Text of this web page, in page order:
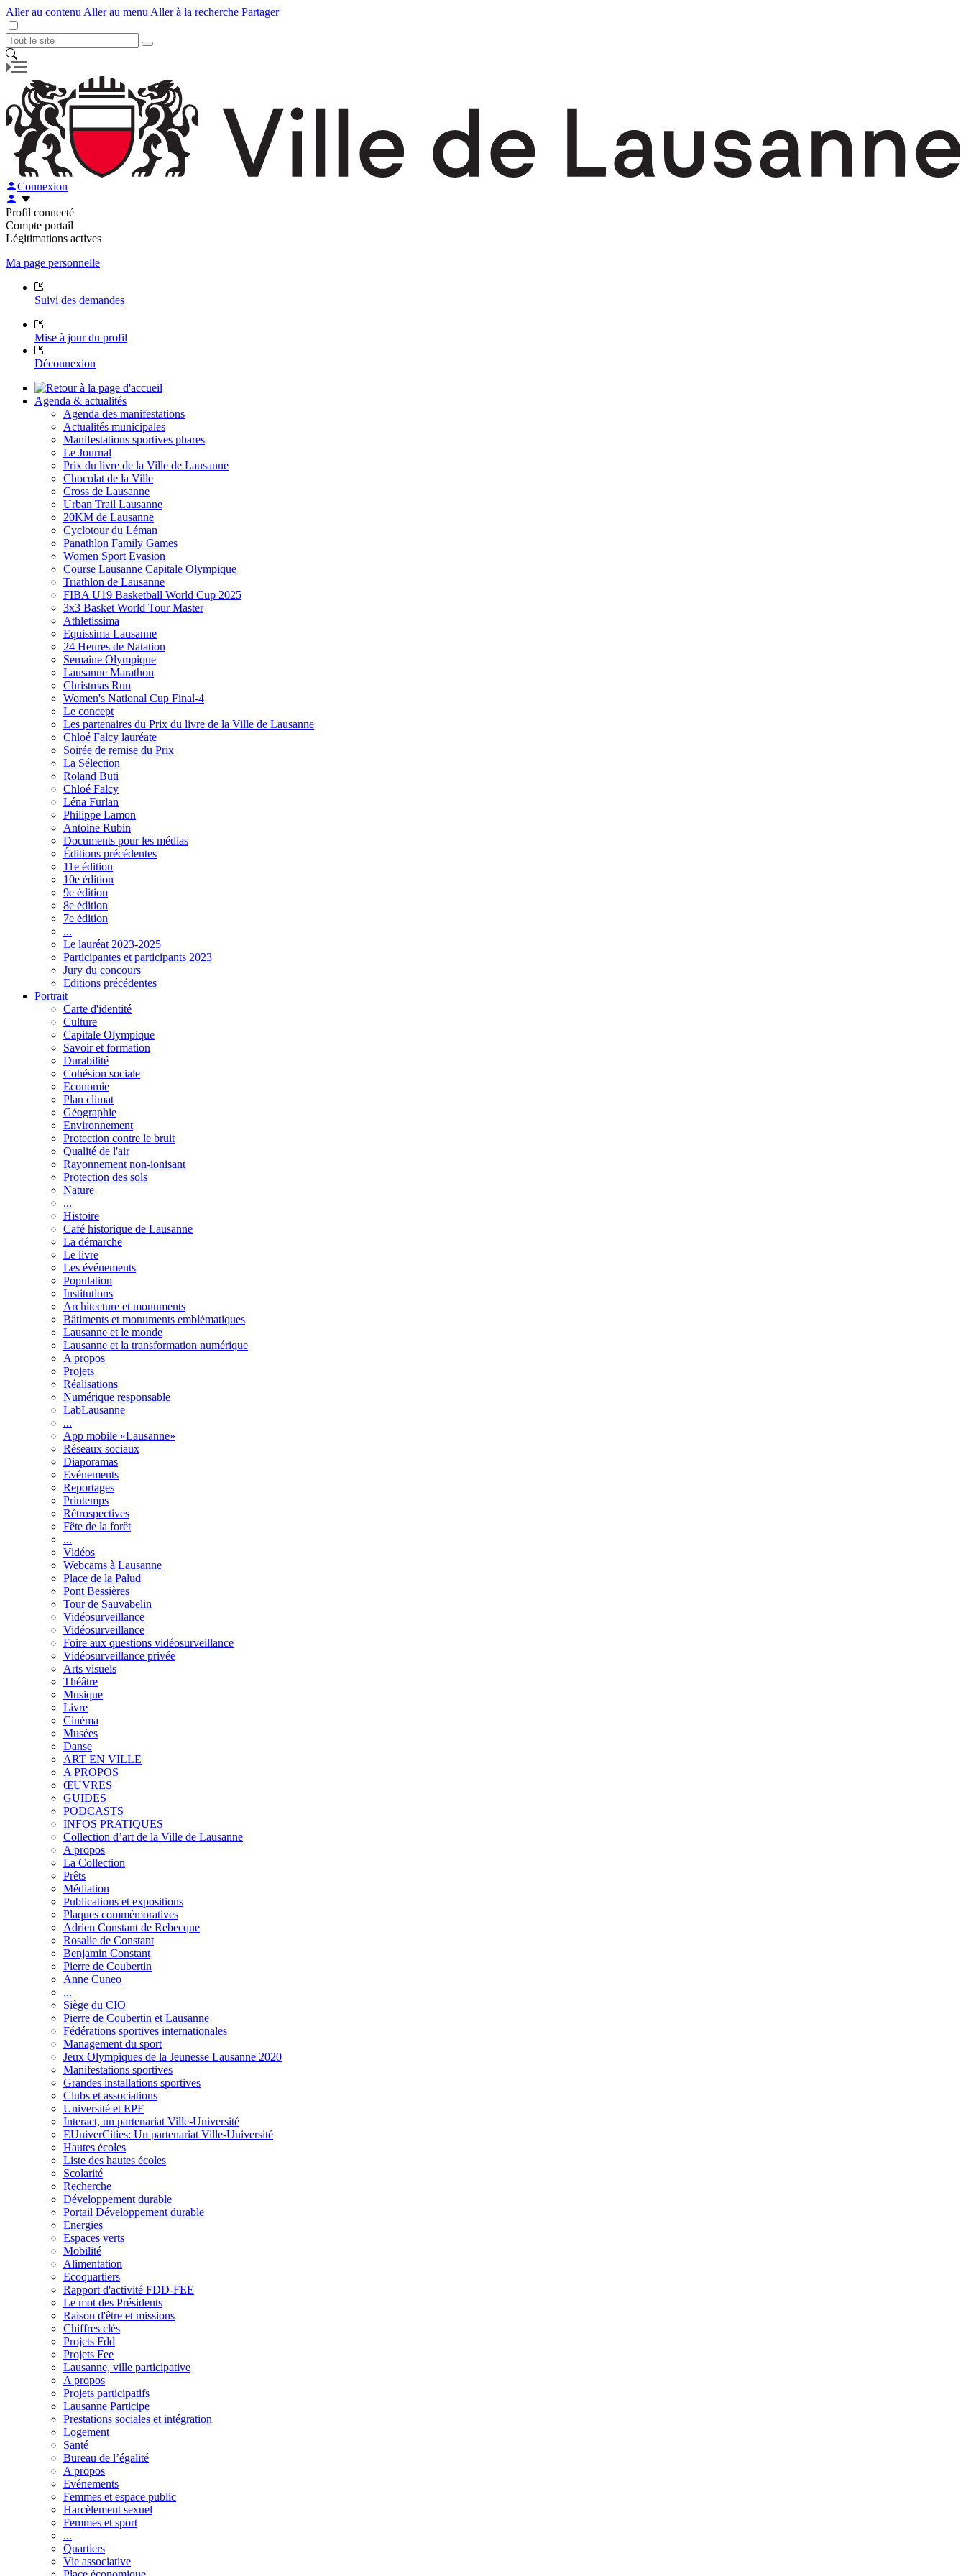
Aller au contenu Aller au menu Aller à la recherche Partager
Connexion
Profil connecté
Compte portail
Légitimations actives
Ma page personnelle
Suivi des demandes
Mise à jour du profil
Déconnexion
Agenda & actualités
Agenda des manifestations
Actualités municipales
Manifestations sportives phares
Le Journal
Prix du livre de la Ville de Lausanne
Chocolat de la Ville
Cross de Lausanne
Urban Trail Lausanne
20KM de Lausanne
Cyclotour du Léman
Panathlon Family Games
Women Sport Evasion
Course Lausanne Capitale Olympique
Triathlon de Lausanne
FIBA U19 Basketball World Cup 2025
3x3 Basket World Tour Master
Athletissima
Equissima Lausanne
24 Heures de Natation
Semaine Olympique
Lausanne Marathon
Christmas Run
Women's National Cup Final-4
Le concept
Les partenaires du Prix du livre de la Ville de Lausanne
Chloé Falcy lauréate
Soirée de remise du Prix
La Sélection
Roland Buti
Chloé Falcy
Léna Furlan
Philippe Lamon
Antoine Rubin
Documents pour les médias
Éditions précédentes
11e édition
10e édition
9e édition
8e édition
7e édition
...
Le lauréat 2023-2025
Participantes et participants 2023
Jury du concours
Editions précédentes
Portrait
Carte d'identité
Culture
Capitale Olympique
Savoir et formation
Durabilité
Cohésion sociale
Economie
Plan climat
Géographie
Environnement
Protection contre le bruit
Qualité de l'air
Rayonnement non-ionisant
Protection des sols
Nature
...
Histoire
Café historique de Lausanne
La démarche
Le livre
Les événements
Population
Institutions
Architecture et monuments
Bâtiments et monuments emblématiques
Lausanne et le monde
Lausanne et la transformation numérique
A propos
Projets
Réalisations
Numérique responsable
LabLausanne
...
App mobile «Lausanne»
Réseaux sociaux
Diaporamas
Evénements
Reportages
Printemps
Rétrospectives
Fête de la forêt
...
Vidéos
Webcams à Lausanne
Place de la Palud
Pont Bessières
Tour de Sauvabelin
Vidéosurveillance
Vidéosurveillance
Foire aux questions vidéosurveillance
Vidéosurveillance privée
Arts visuels
Théâtre
Musique
Livre
Cinéma
Musées
Danse
ART EN VILLE
A PROPOS
ŒUVRES
GUIDES
PODCASTS
INFOS PRATIQUES
Collection d’art de la Ville de Lausanne
A propos
La Collection
Prêts
Médiation
Publications et expositions
Plaques commémoratives
Adrien Constant de Rebecque
Rosalie de Constant
Benjamin Constant
Pierre de Coubertin
Anne Cuneo
...
Siège du CIO
Pierre de Coubertin et Lausanne
Fédérations sportives internationales
Management du sport
Jeux Olympiques de la Jeunesse Lausanne 2020
Manifestations sportives
Grandes installations sportives
Clubs et associations
Université et EPF
Interact, un partenariat Ville-Université
EUniverCities: Un partenariat Ville-Université
Hautes écoles
Liste des hautes écoles
Scolarité
Recherche
Développement durable
Portail Développement durable
Energies
Espaces verts
Mobilité
Alimentation
Ecoquartiers
Rapport d'activité FDD-FEE
Le mot des Présidents
Raison d'être et missions
Chiffres clés
Projets Fdd
Projets Fee
Lausanne, ville participative
A propos
Projets participatifs
Lausanne Participe
Prestations sociales et intégration
Logement
Santé
Bureau de l’égalité
A propos
Evénements
Femmes et espace public
Harcèlement sexuel
Femmes et sport
...
Quartiers
Vie associative